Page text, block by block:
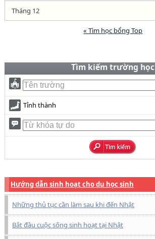
Tháng 12
« Tìm học bổng Top
Tìm kiếm trường học
Tỉnh thành
Hướng dẫn sinh hoạt cho du học sinh
Những thủ tục cần làm sau khi đến Nhật
Bắt đầu cuộc sống sinh hoạt tại Nhật